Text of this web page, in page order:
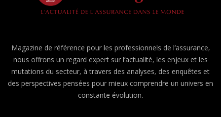
Magazine de référence pour les professionnels de l’assurance,
nous offrons un regard expert sur l’actualité, les enjeux et les
mutations du secteur, à travers des analyses, des enquêtes et
des perspectives pensées pour mieux comprendre un univers en
constante évolution.